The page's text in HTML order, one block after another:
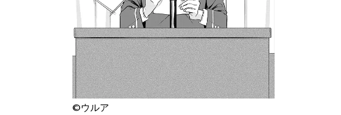
©ウルア